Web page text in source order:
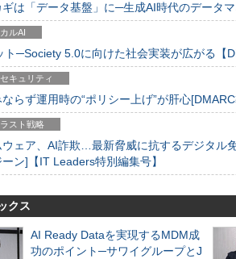
は「データ基盤」に─生成AI時代のデータ
ルAI
ト─Society 5.0に向けた社会実装が広がる【
キュリティ
らず運用時の“ポリシー上げ”が肝心
スト戦略
ウェア、AI詐欺…最新脅威に抗するデジタル
ン]【IT Leaders特別編集号】
クス
AI Ready Dataを実現するMDM成
功のポイント─サワイグループとJ